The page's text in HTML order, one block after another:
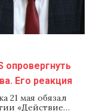
опровергнуть
Его реакция
21 мая обязал
«Действие